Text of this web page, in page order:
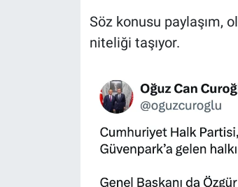
Söz konusu paylaşım,
niteliği taşıyor.